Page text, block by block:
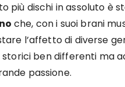
più dischi in assoluto è
che, con i suoi brani
l’affetto di diverse
storici ben differenti ma
passione.